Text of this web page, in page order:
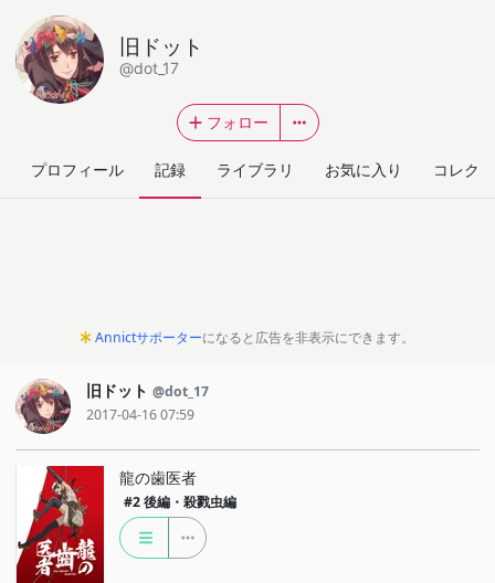
旧ドット
@dot_17
フォロー
プロフィール 記録 ライブラリ お気に入り コレク
Annictサポーターになると広告を非表示にできます。
旧ドット @dot_17
2017-04-16 07:59
龍の歯医者
#2 後編・殺戮虫編